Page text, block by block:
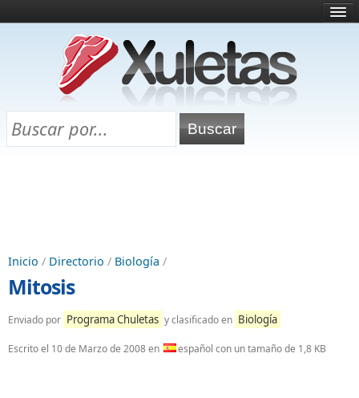
¿Qué es esto?
Directorio
Chuletas para exámenes
Inicio / Directorio / Biología /
Mitosis
Enviado por Programa Chuletas y clasificado en Biología
Escrito el 10 de Marzo de 2008en español con un tamaño de 1,8 KB